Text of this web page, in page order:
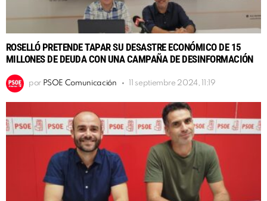
ROSELLÓ PRETENDE TAPAR SU DESASTRE ECONÓMICO DE 15
MILLONES DE DEUDA CON UNA CAMPAÑA DE DESINFORMACIÓN
por PSOE Comunicación 11 septiembre 2024, 11:19